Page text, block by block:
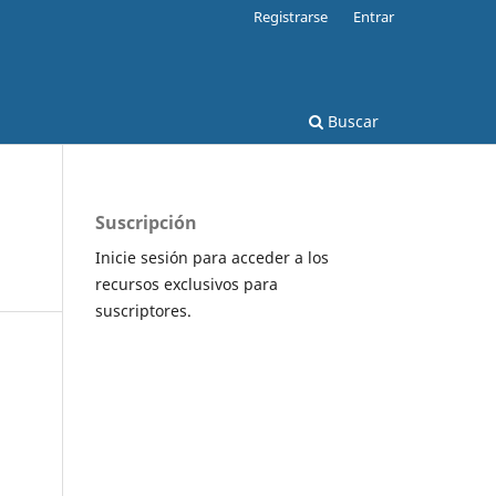
Buscar
Registrarse Entrar
Suscripción
Inicie sesión para acceder a los
recursos exclusivos para
suscriptores.